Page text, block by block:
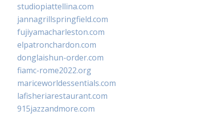
studiopiattellina.com
jannagrillspringfield.com
fujiyamacharleston.com
elpatronchardon.com
donglaishun-order.com
fiamc-rome2022.org
mariceworldessentials.com
lafisheriarestaurant.com
915jazzandmore.com